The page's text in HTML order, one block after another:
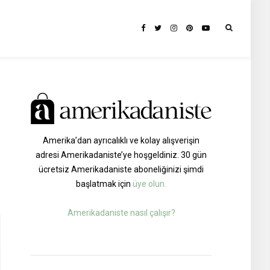
Amerika’dan ayrıcalıklı ve kolay alışverişin
adresi Amerikadaniste’ye hoşgeldiniz. 30 gün
ücretsiz Amerikadaniste aboneliğinizi şimdi
başlatmak için üye olun.
Amerikadaniste nasıl çalışır?